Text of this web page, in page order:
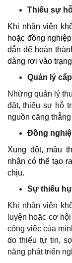
Thiếu sự
Khi nhân viên
hoặc đồng
dẫn để hoàn
dàng rơi vào
Quản lý
Những quản lý
đặt, thiếu sự hỗ
nguồn căng
Đồng
Xung đột, mâu
nhân có thể tạo
chịu.
Sự thiếu
Khi nhân viên
luyện hoặc cơ
công việc của
do thiếu tự tin,
năng phát triển